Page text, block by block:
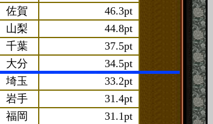
佐賀
46.3pt
山梨
44.8pt
千葉
37.5pt
大分
34.5pt
埼玉
33.2pt
岩手
31.4pt
福岡
31.1pt